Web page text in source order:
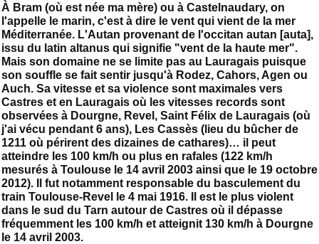
À Bram (où est née ma mère) ou à Castelnaudary, on
l'appelle le marin, c'est à dire le vent qui vient de la mer
Méditerranée. L'Autan provenant de l'occitan autan [auta],
issu du latin altanus qui signifie "vent de la haute mer".
Mais son domaine ne se limite pas au Lauragais puisque
son souffle se fait sentir jusqu'à Rodez, Cahors, Agen ou
Auch. Sa vitesse et sa violence sont maximales vers
Castres et en Lauragais où les vitesses records sont
observées à Dourgne, Revel, Saint Félix de Lauragais (où
j'ai vécu pendant 6 ans), Les Cassès (lieu du bûcher de
1211 où périrent des dizaines de cathares)… il peut
atteindre les 100 km/h ou plus en rafales (122 km/h
mesurés à Toulouse le 14 avril 2003 ainsi que le 19 octobre
2012). Il fut notamment responsable du basculement du
train Toulouse-Revel le 4 mai 1916. Il est le plus violent
dans le sud du Tarn autour de Castres où il dépasse
fréquemment les 100 km/h et atteignit 130 km/h à Dourgne
le 14 avril 2003.